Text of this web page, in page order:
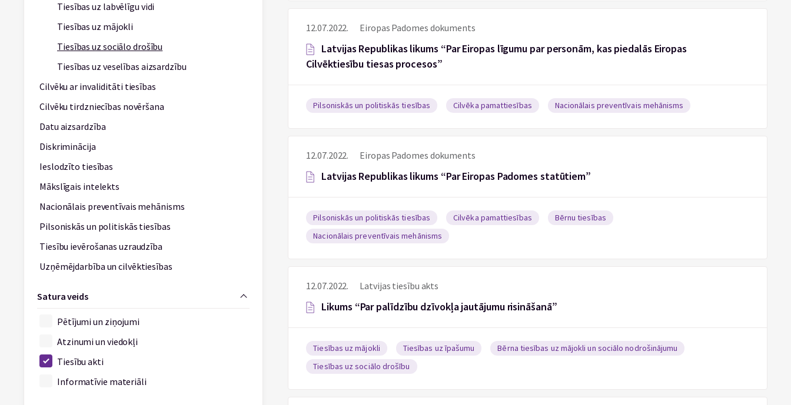
Tiesības uz labvēlīgu vidi
Tiesības uz mājokli
Tiesības uz sociālo drošību
Tiesības uz veselības aizsardzību
Cilvēku ar invaliditāti tiesības
Cilvēku tirdzniecības novēršana
Datu aizsardzība
Diskriminācija
Ieslodzīto tiesības
Mākslīgais intelekts
Nacionālais preventīvais mehānisms
Pilsoniskās un politiskās tiesības
Tiesību ievērošanas uzraudzība
Uzņēmējdarbība un cilvēktiesības
Satura veids
Pētījumi un ziņojumi
Atzinumi un viedokļi
Tiesību akti
Informatīvie materiāli
12.07.2022. Eiropas Padomes dokuments
Latvijas Republikas likums “Par Eiropas līgumu par personām, kas piedalās Eiropas
Cilvēktiesību tiesas procesos”
Pilsoniskās un politiskās tiesības Cilvēka pamattiesības Nacionālais preventīvais mehānisms
12.07.2022. Eiropas Padomes dokuments
Latvijas Republikas likums “Par Eiropas Padomes statūtiem”
Pilsoniskās un politiskās tiesības Cilvēka pamattiesības
Bērnu tiesības
Nacionālais preventīvais mehānisms
12.07.2022. Latvijas tiesību akts
Likums “Par palīdzību dzīvokļa jautājumu risināšanā”
Tiesības uz mājokli Tiesības uz īpašumu
Bērna tiesības uz mājokli un sociālo nodrošinājumu
Tiesības uz sociālo drošību